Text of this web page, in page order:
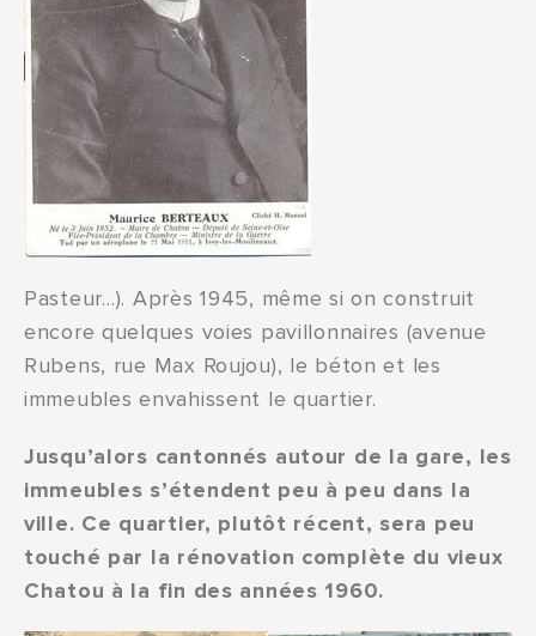
Pasteur…). Après 1945, même si on construit
encore quelques voies pavillonnaires (avenue
Rubens, rue Max Roujou), le béton et les
immeubles envahissent le quartier.
Jusqu’alors cantonnés autour de la gare, les
immeubles s’étendent peu à peu dans la
ville. Ce quartier, plutôt récent, sera peu
touché par la rénovation complète du vieux
Chatou à la fin des années 1960.